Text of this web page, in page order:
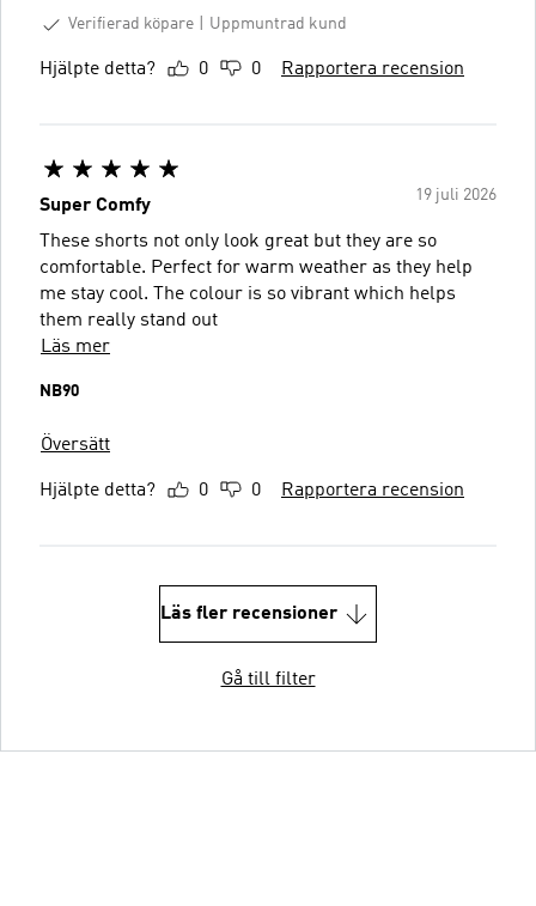
Verifierad köpare
Uppmuntrad kund
Hjälpte detta? 0 0 Rapportera recension
19 juli 2026
Super Comfy
These shorts not only look great but they are so
comfortable. Perfect for warm weather as they help
me stay cool. The colour is so vibrant which helps
them really stand out
Läs mer
NB90
Översätt
Hjälpte detta? 0 0 Rapportera recension
Läs fler recensioner
Gå till filter